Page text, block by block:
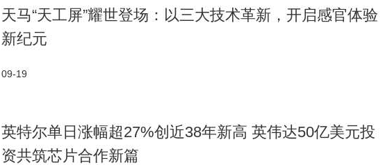
天马“天工屏”耀世登场：以三大技术革新，开启感官体验
新纪元
09-19
英特尔单日涨幅超27%创近38年新高 英伟达50亿美元投
资共筑芯片合作新篇